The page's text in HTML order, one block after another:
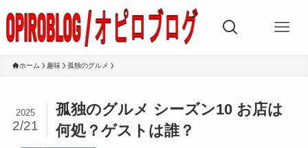
ホーム 趣味 孤独のグルメ
孤独のグルメ シーズン10 お店は
何処？ゲストは誰？
2025
2/21